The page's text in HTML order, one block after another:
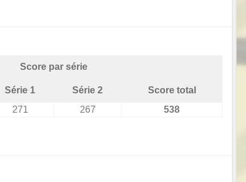
Score par série
Série 1 Série 2
Score total
271 267 538